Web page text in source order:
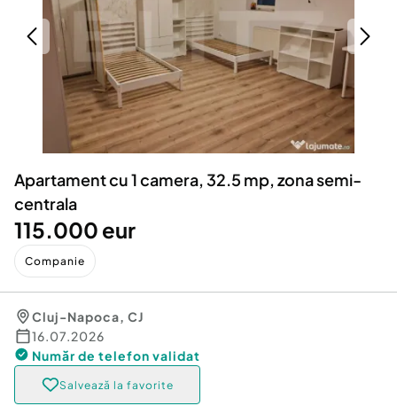
Servicii
Animale de companie
Afaceri și echipamente profesionale
Inchiriere Bunuri si Vehicule
Utilaje agricole si industriale
Piese auto si accesorii
Dacia Duster
Apartament cu 1 camera, 32.5 mp, zona semi-
centrala
115.000 eur
Companie
Cluj-Napoca, CJ
16.07.2026
Număr de telefon validat
Salvează la favorite